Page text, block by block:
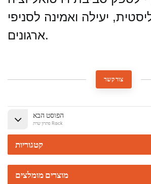
יעילה ואמינה לסניפי
ארגונים.
צור קשר
הפוסט הבא
פתרון שרת Rack
קטגוריות
מוצרים מומלצים